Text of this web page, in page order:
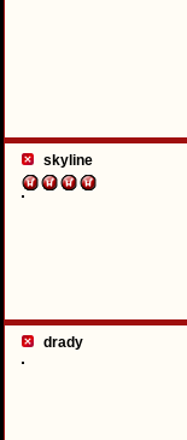
skyline
drady